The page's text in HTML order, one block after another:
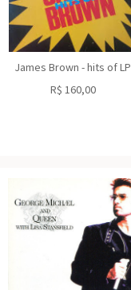
James Brown - hits of LP
R$ 160,00